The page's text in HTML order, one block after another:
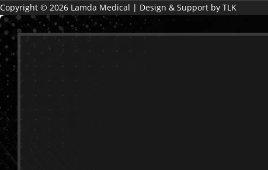
Copyright © 2026 Lamda Medical | Design & Support by TLK